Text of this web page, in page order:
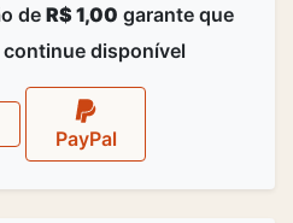
de R$ 1,00 garante que
disponível
PayPal